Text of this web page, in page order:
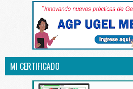
MI CERTIFICADO